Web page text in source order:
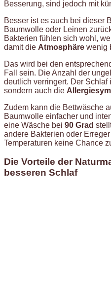
Besserung, sind jedoch mit
Besser ist es auch bei dieser
Baumwolle oder Leinen
Bakterien fühlen sich wohl,
damit die Atmosphäre wenig
Das wird bei den
Fall sein. Die Anzahl der
deutlich verringert. Der Schlaf
sondern auch die
Zudem kann die Bettwäsche
Baumwolle einfacher und
eine Wäsche bei 90 Grad
andere Bakterien oder
Temperaturen keine Chance
Die Vorteile der
besseren Schlaf